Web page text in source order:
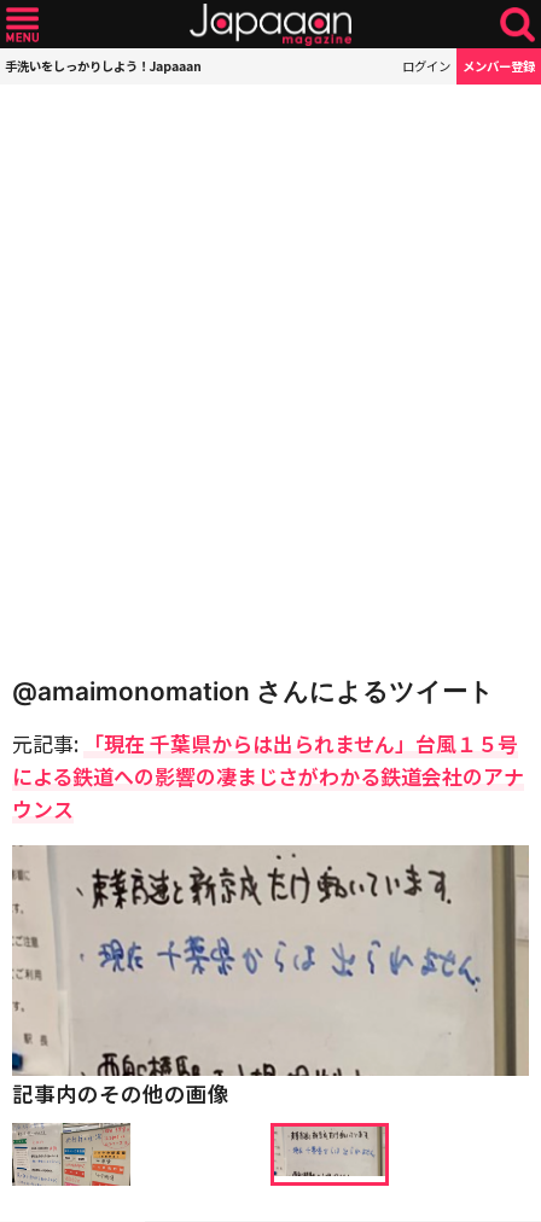
手洗いをしっかりしよう！Japaaan ログイン メンバー登録
@amaimonomation さんによるツイート
元記事: 「現在 千葉県からは出られません」台風１５号
による鉄道への影響の凄まじさがわかる鉄道会社のアナ
ウンス
記事内のその他の画像